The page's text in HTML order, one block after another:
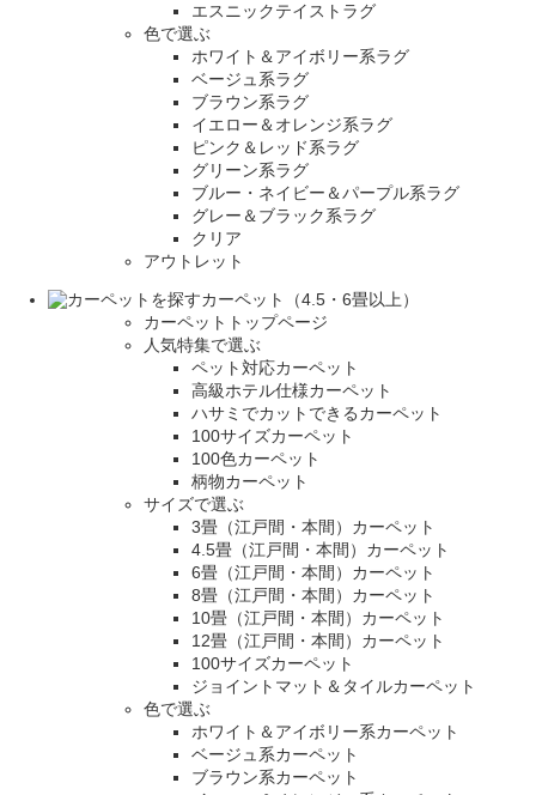
エスニックテイストラグ
色で選ぶ
ホワイト＆アイボリー系ラグ
ベージュ系ラグ
ブラウン系ラグ
イエロー＆オレンジ系ラグ
ピンク＆レッド系ラグ
グリーン系ラグ
ブルー・ネイビー＆パープル系ラグ
グレー＆ブラック系ラグ
クリア
アウトレット
カーペット（4.5・6畳以上）
カーペットトップページ
人気特集で選ぶ
ペット対応カーペット
高級ホテル仕様カーペット
ハサミでカットできるカーペット
100サイズカーペット
100色カーペット
柄物カーペット
サイズで選ぶ
3畳（江戸間・本間）カーペット
4.5畳（江戸間・本間）カーペット
6畳（江戸間・本間）カーペット
8畳（江戸間・本間）カーペット
10畳（江戸間・本間）カーペット
12畳（江戸間・本間）カーペット
100サイズカーペット
ジョイントマット＆タイルカーペット
色で選ぶ
ホワイト＆アイボリー系カーペット
ベージュ系カーペット
ブラウン系カーペット